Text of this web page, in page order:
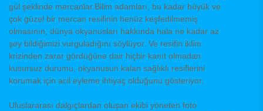
gül şeklinde mercanlar.Bilim adamları, bu kadar büyük ve
çok güzel bir mercan resifinin henüz keşfedilmemiş
olmasının, dünya okyanusları hakkında hala ne kadar az
şey bildiğimizi vurguladığını söylüyor. Ve resifin iklim
krizinden zarar gördüğüne dair hiçbir kanıt olmadan
kusursuz durumu, okyanusun kalan sağlıklı resiflerini
korumak için acil eyleme ihtiyaç olduğunu gösteriyor.
Uluslararası dalgıçlardan oluşan ekibi yöneten foto